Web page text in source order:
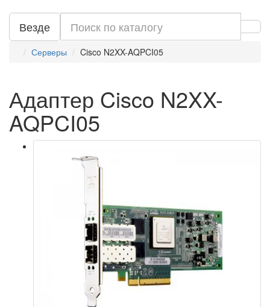
Везде
Серверы Cisco N2XX-AQPCI05
Адаптер Cisco N2XX-
AQPCI05